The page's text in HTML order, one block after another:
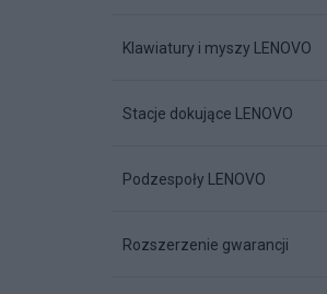
Klawiatury i myszy LENOVO
Stacje dokujące LENOVO
Podzespoły LENOVO
Rozszerzenie gwarancji